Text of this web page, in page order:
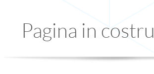
Pagina in